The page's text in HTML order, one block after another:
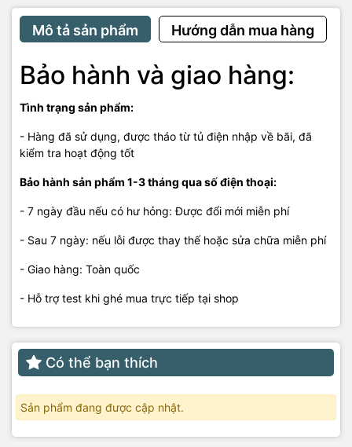
Mô tả sản phẩm Hướng dẫn mua hàng
Bảo hành và giao hàng:
Tình trạng sản phẩm:
- Hàng đã sử dụng, được tháo từ tủ điện nhập về bãi, đã
kiểm tra hoạt động tốt
Bảo hành sản phẩm 1-3 tháng qua số điện thoại:
- 7 ngày đầu nếu có hư hỏng: Được đổi mới miễn phí
- Sau 7 ngày: nếu lỗi được thay thế hoặc sửa chữa miễn phí
- Giao hàng: Toàn quốc
- Hỗ trợ test khi ghé mua trực tiếp tại shop
Có thể bạn thích
Sản phẩm đang được cập nhật.